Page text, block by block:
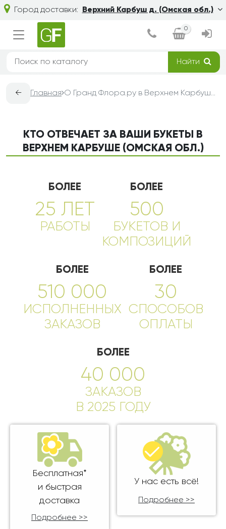
Город доставки: Верхний Карбуш д. (Омская обл.)
0
Найти
← Главная О Гранд Флора.ру в Верхнем Карбуше (Омская обл.) — доставка букетов из цветов
КТО ОТВЕЧАЕТ ЗА ВАШИ БУКЕТЫ В
ВЕРХНЕМ КАРБУШЕ (ОМСКАЯ ОБЛ.)
БОЛЕЕ
25 ЛЕТ
РАБОТЫ
БОЛЕЕ
500
БУКЕТОВ И
КОМПОЗИЦИЙ
БОЛЕЕ
510 000
ИСПОЛНЕННЫХ
ЗАКАЗОВ
БОЛЕЕ
30
СПОСОБОВ
ОПЛАТЫ
БОЛЕЕ
40 000
ЗАКАЗОВ
В 2025 ГОДУ
Бесплатная*
и быстрая
доставка
Подробнее >>
У нас есть всё!
Подробнее >>